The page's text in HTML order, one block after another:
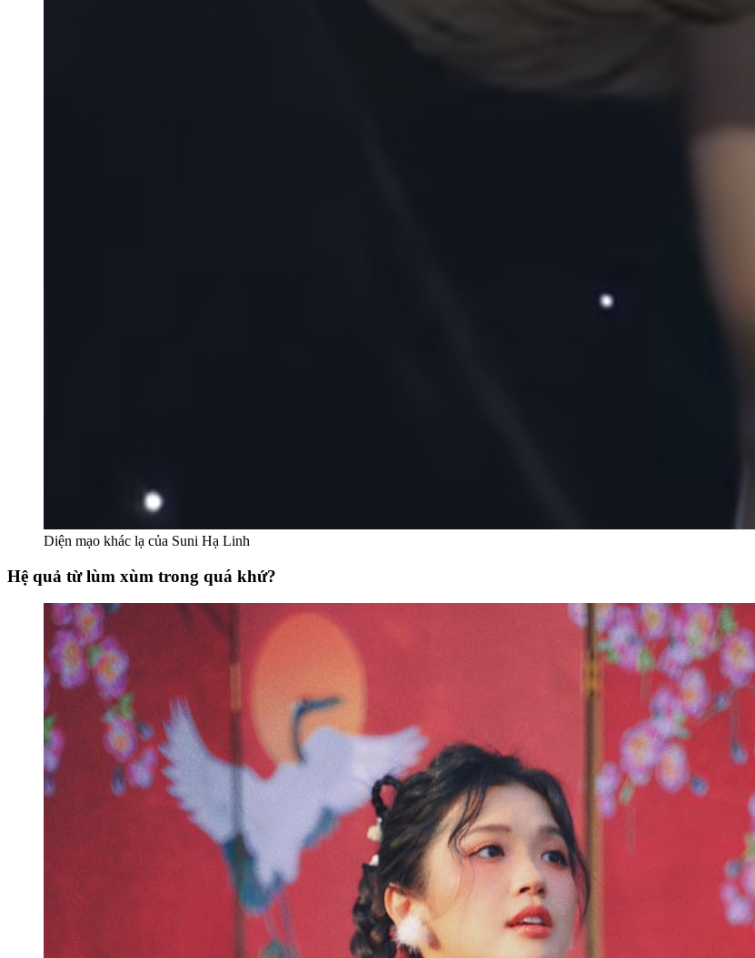
Diện mạo khác lạ của Suni Hạ Linh
Hệ quả từ lùm xùm trong quá khứ?